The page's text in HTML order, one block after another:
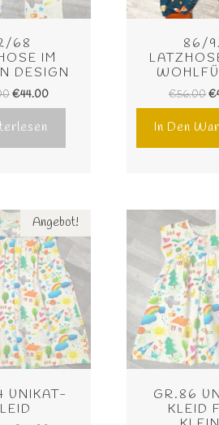
68
IM
DESIGN
€44.00
86/
€56.00€
In Den
Angebot!
UNIKAT-
GR.86
KLEID